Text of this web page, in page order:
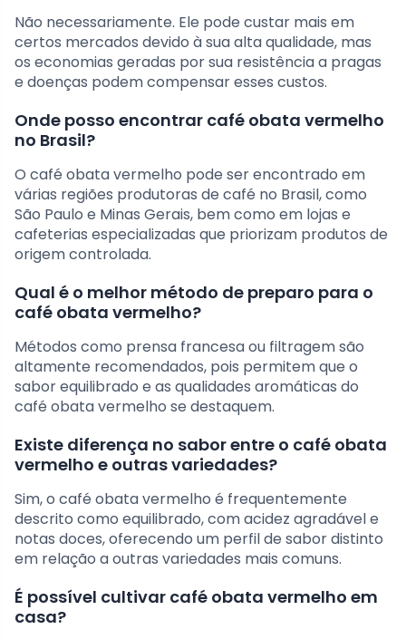
Não necessariamente. Ele pode custar mais em
certos mercados devido à sua alta qualidade, mas
os economias geradas por sua resistência a pragas
e doenças podem compensar esses custos.
Onde posso encontrar café obata vermelho
no Brasil?
O café obata vermelho pode ser encontrado em
várias regiões produtoras de café no Brasil, como
São Paulo e Minas Gerais, bem como em lojas e
cafeterias especializadas que priorizam produtos de
origem controlada.
Qual é o melhor método de preparo para o
café obata vermelho?
Métodos como prensa francesa ou filtragem são
altamente recomendados, pois permitem que o
sabor equilibrado e as qualidades aromáticas do
café obata vermelho se destaquem.
Existe diferença no sabor entre o café obata
vermelho e outras variedades?
Sim, o café obata vermelho é frequentemente
descrito como equilibrado, com acidez agradável e
notas doces, oferecendo um perfil de sabor distinto
em relação a outras variedades mais comuns.
É possível cultivar café obata vermelho em
casa?